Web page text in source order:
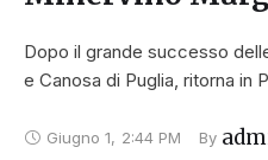
Dopo il grande successo
e Canosa di Puglia, ritorna in
Giugno 1, 2:44 PM By